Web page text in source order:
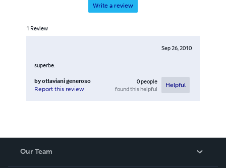
Write a review
1 Review
Sep 26, 2010
superbe.
byottaviani generoso
Report this review
0people
found this helpful
Helpful
Our Team